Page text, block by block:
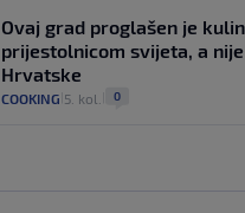
Ovaj grad proglašen je
prijestolnicom svijeta, a
Hrvatske
COOKING 5. kol. 0